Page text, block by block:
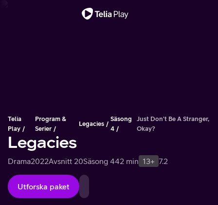
Telia
Play
Program &
Serier
Legacies
Säsong
4
Just Don't Be A Stranger,
Okay?
Legacies
Drama2022Avsnitt 20Säsong 442 min 13+ 7.2
Utforska paket